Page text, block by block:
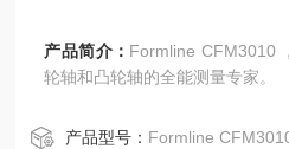
产品简介： Formline CFM3010
轮轴和凸轮轴的全能测量专家。
产品型号： Formline